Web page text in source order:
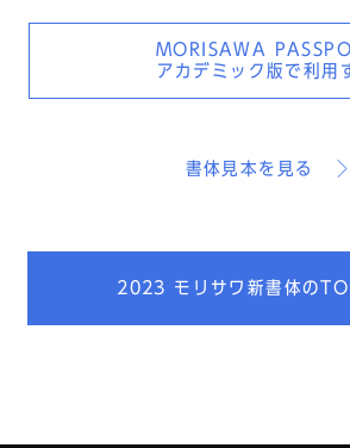
MORISAWA
アカデミック版で利用
書体見本を見る
2023 モリサワ新書体の